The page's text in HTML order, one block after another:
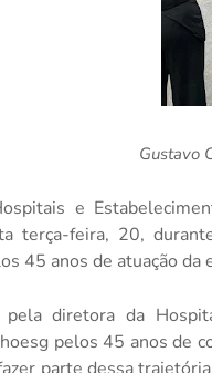
Gustavo
e
terça-feira, 20,
45 anos de atuação
diretora da
pelos 45 anos de